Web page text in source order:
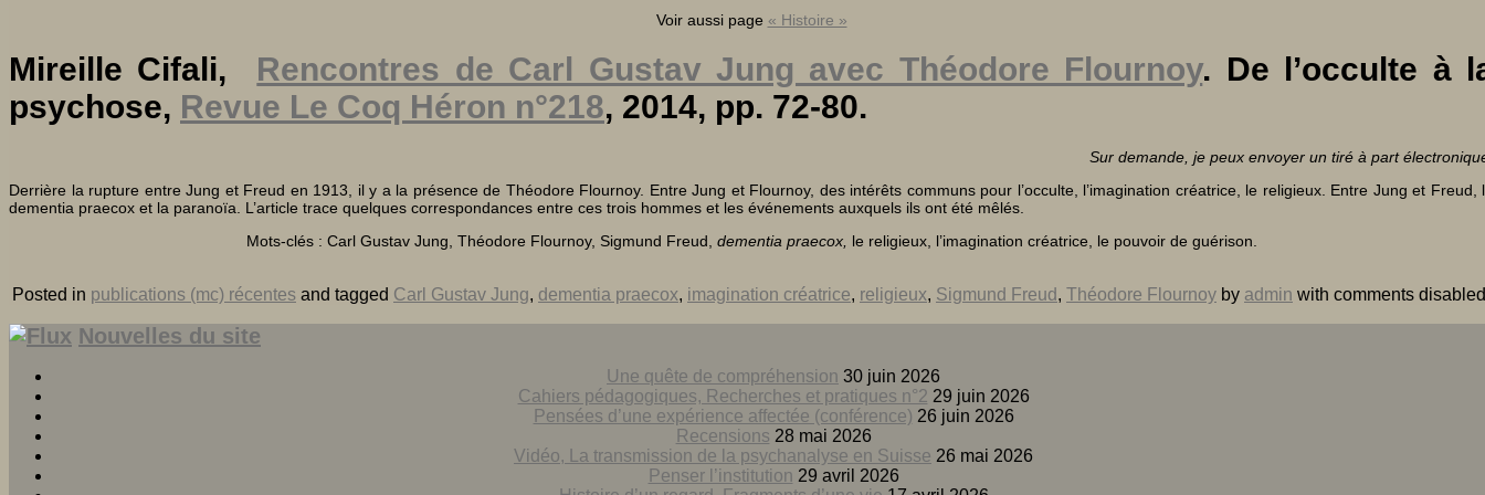
Voir aussi page « Histoire »
Mireille Cifali, Rencontres de Carl Gustav Jung avec Théodore Flournoy. De l’occulte à
psychose, Revue Le Coq Héron n°218, 2014, pp. 72-80.
Sur demande, je peux envoyer un tiré à part
Derrière la rupture entre Jung et Freud en 1913, il y a la présence de Théodore Flournoy. Entre Jung et Flournoy, des intérêts communs pour l’occulte, l’imagination créatrice, le religieux. Entre Jung et Freud,
dementia praecox et la paranoïa. L’article trace quelques correspondances entre ces trois hommes et les événements auxquels ils ont été mêlés.
Mots-clés : Carl Gustav Jung, Théodore Flournoy, Sigmund Freud, dementia praecox, le religieux, l’imagination créatrice, le pouvoir de guérison.
Posted in publications (mc) récentes and tagged Carl Gustav Jung, dementia praecox, imagination créatrice, religieux, Sigmund Freud, Théodore Flournoy by admin with comments disabled
Nouvelles du site
Une quête de compréhension 30 juin 2026
Cahiers pédagogiques, Recherches et pratiques n°2 29 juin 2026
Pensées d’une expérience affectée (conférence) 26 juin 2026
Recensions 28 mai 2026
Vidéo, La transmission de la psychanalyse en Suisse 26 mai 2026
Penser l’institution 29 avril 2026